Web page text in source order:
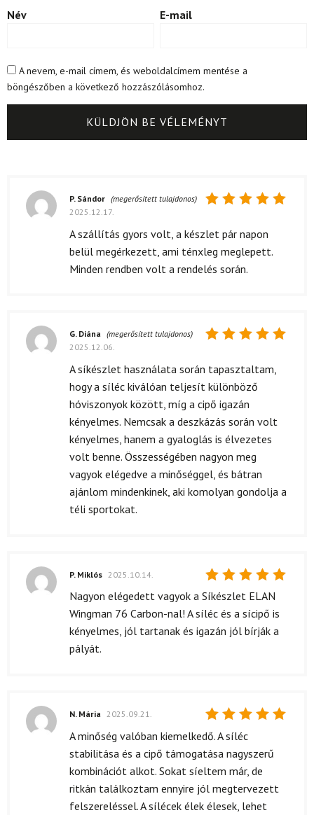
Név E-mail
A nevem, e-mail címem, és weboldalcímem mentése a
böngészőben a következő hozzászólásomhoz.
5/ 5
P. Sándor (megerősített tulajdonos)
2025.12.17.
A szállítás gyors volt, a készlet pár napon
belül megérkezett, ami ténxleg meglepett.
Minden rendben volt a rendelés során.
5/ 5
G. Diána (megerősített tulajdonos)
2025.12.06.
A síkészlet használata során tapasztaltam,
hogy a síléc kiválóan teljesít különböző
hóviszonyok között, míg a cipő igazán
kényelmes. Nemcsak a deszkázás során volt
kényelmes, hanem a gyaloglás is élvezetes
volt benne. Összességében nagyon meg
vagyok elégedve a minőséggel, és bátran
ajánlom mindenkinek, aki komolyan gondolja a
téli sportokat.
Értékelés:
P. Miklós 2025.10.14.
Nagyon elégedett vagyok a Síkészlet ELAN
Wingman 76 Carbon-nal! A síléc és a sícipő is
kényelmes, jól tartanak és igazán jól bírják a
pályát.
Értékelés:
5
N. Mária 2025.09.21.
A minőség valóban kiemelkedő. A síléc
stabilitása és a cipő támogatása nagyszerű
kombinációt alkot. Sokat síeltem már, de
ritkán találkoztam ennyire jól megtervezett
felszereléssel. A sílécek élek élesek, lehet